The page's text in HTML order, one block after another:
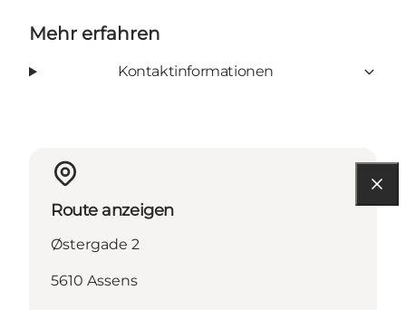
Mehr erfahren
Kontaktinformationen
Route anzeigen
Østergade 2
5610 Assens